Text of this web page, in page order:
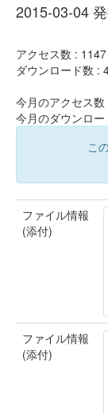
2015-03-04
アクセス数 : 1147
ダウンロード数 :
今月のアクセス数
今月のダウンロー
こ
ファイル情報
(添付)
ファイル情報
(添付)